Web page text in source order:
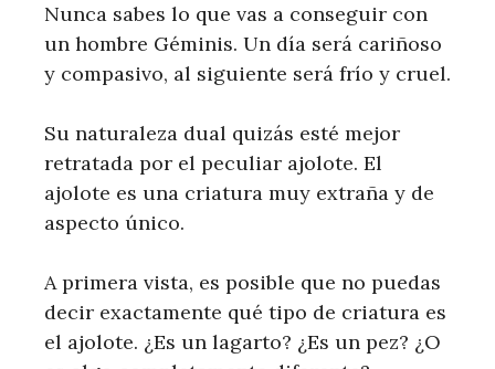
Nunca sabes lo que vas a conseguir con
un hombre Géminis. Un día será cariñoso
y compasivo, al siguiente será frío y cruel.
Su naturaleza dual quizás esté mejor
retratada por el peculiar ajolote. El
ajolote es una criatura muy extraña y de
aspecto único.
A primera vista, es posible que no puedas
decir exactamente qué tipo de criatura es
el ajolote. ¿Es un lagarto? ¿Es un pez? ¿O